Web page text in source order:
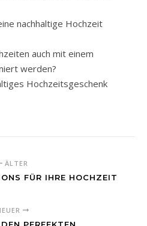
nachhaltige Hochzeit
auch mit einem
werden?
Hochzeitsgeschenk
ÄLTER
FÜR IHRE HOCHZEIT